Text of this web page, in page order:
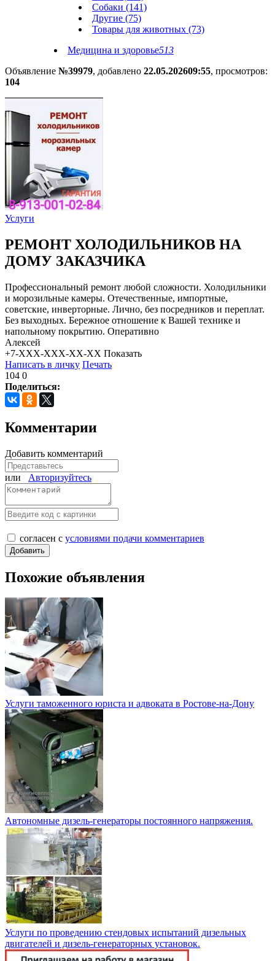
Собаки (141)
Другие (75)
Товары для животных (73)
Медицина и здоровье513
Объявление №39979, добавлено 22.05.202609:55, просмотров:
104
Услуги
РЕМОНТ ХОЛОДИЛЬНИКОВ НА
ДОМУ ЗАКАЗЧИКА
Профессиональный ремонт любой сложности. Холодильники
и морозильные камеры. Отечественные, импортные,
советские, инверторные. Лично, без посредников и переплат.
Без выходных. Бережное отношение к Вашей технике и
напольному покрытию. Оперативно
Алексей
+7-XXX-XXX-XX-XX Показать
Написать в личку Печать
104 0
Поделиться:
Комментарии
Добавить комментарий
или Авторизуйтесь
согласен с условиями подачи комментариев
Похожие объявления
Услуги таможенного юриста и адвоката в Ростове-на-Дону
Автономные дизель-генераторы постоянного напряжения.
Услуги по проведению стендовых испытаний дизельных
двигателей и дизель-генераторных установок.